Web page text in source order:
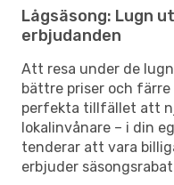
Lågsäsong: Lugn
erbjudanden
Att resa under de
bättre priser och
perfekta tillfället att
lokalinvånare – i din
tenderar att vara
erbjuder